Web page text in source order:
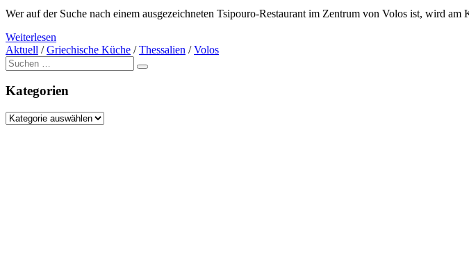
Wer auf der Suche nach einem ausgezeichneten Tsipouro-Restaurant im Zentrum von Volos ist, wird
Weiterlesen
Aktuell /Griechische Küche /Thessalien /Volos
Suche
nach:
Kategorien
Kategorien